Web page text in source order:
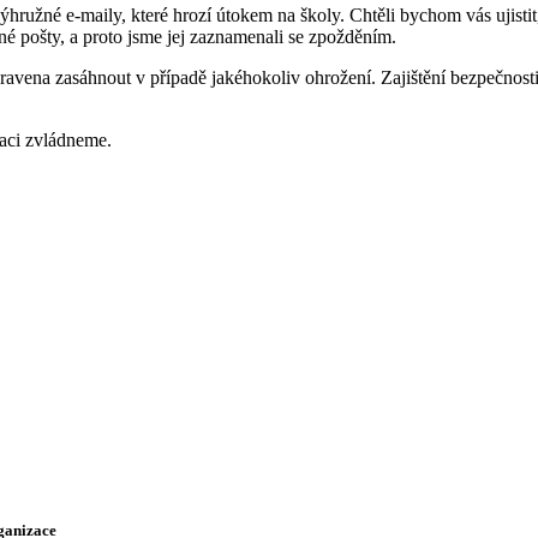
e-maily, které hrozí útokem na školy. Chtěli bychom vás
pošty, a proto jsme jej zaznamenali se zpožděním.
zasáhnout v případě jakéhokoliv ohrožení. Zajištění
zvládneme.